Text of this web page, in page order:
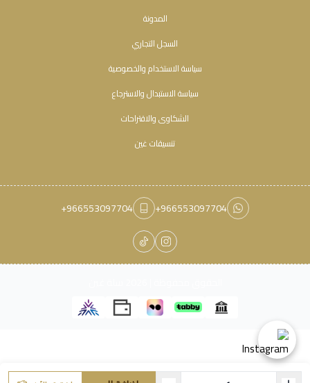
المدونة
السجل التجاري
سياسة الاستخدام والخصوصية
سياسة الاستبدال والاسترجاع
الشكاوى والاقتراحات
تنسيقات غين
+966553097704
+966553097704